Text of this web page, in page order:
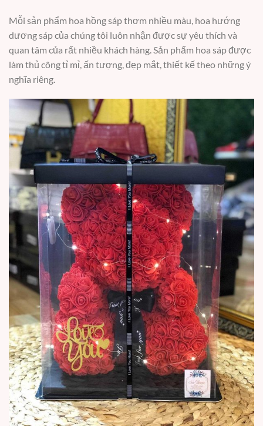
Mỗi sản phẩm hoa hồng sáp thơm nhiều màu, hoa hướng
dương sáp của chúng tôi luôn nhận được sự yêu thích và
quan tâm của rất nhiều khách hàng. Sản phẩm hoa sáp được
làm thủ công tỉ mỉ, ấn tượng, đẹp mắt, thiết kế theo những ý
nghĩa riêng.